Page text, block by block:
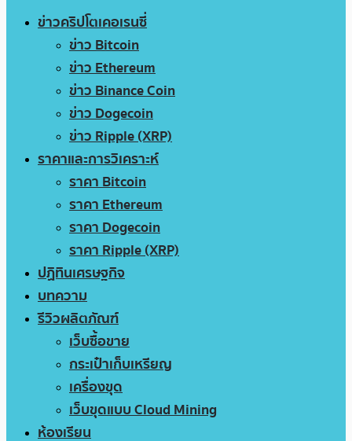
ข่าวคริปโตเคอเรนซี่
ข่าว Bitcoin
ข่าว Ethereum
ข่าว Binance Coin
ข่าว Dogecoin
ข่าว Ripple (XRP)
ราคาและการวิเคราะห์
ราคา Bitcoin
ราคา Ethereum
ราคา Dogecoin
ราคา Ripple (XRP)
ปฏิทินเศรษฐกิจ
บทความ
รีวิวผลิตภัณฑ์
เว็บซื้อขาย
กระเป๋าเก็บเหรียญ
เครื่องขุด
เว็บขุดแบบ Cloud Mining
ห้องเรียน